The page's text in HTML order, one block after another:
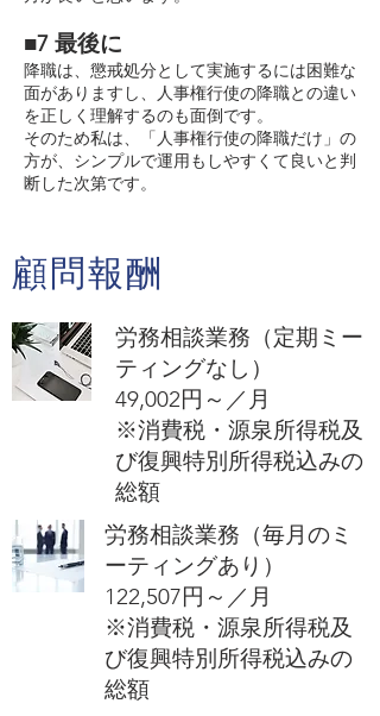
■7 最後に
降職は、懲戒処分として実施するには困難な
面がありますし、人事権行使の降職との違い
を正しく理解するのも面倒です。
そのため私は、「人事権行使の降職だけ」の
方が、シンプルで運用もしやすくて良いと判
断した次第です。
顧問報酬
労務相談業務（定期ミー
ティングなし）
​49,002円～／月
​※消費税・源泉所得税及
び復興特別所得税込みの
総額
労務相談業務（毎月のミ
ーティングあり）
​122,507円～／月
​※消費税・源泉所得税及
び復興特別所得税込みの
総額